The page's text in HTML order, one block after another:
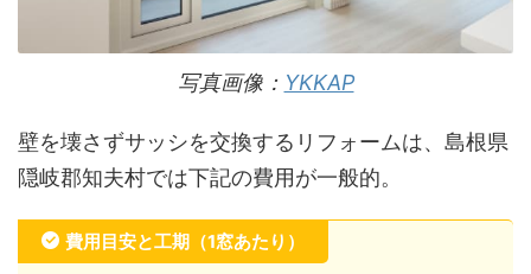
写真画像： YKKAP
壁を壊さずサッシを交換するリフォームは、島根県
隠岐郡知夫村では下記の費用が一般的。
費用目安と工期（1窓あたり）